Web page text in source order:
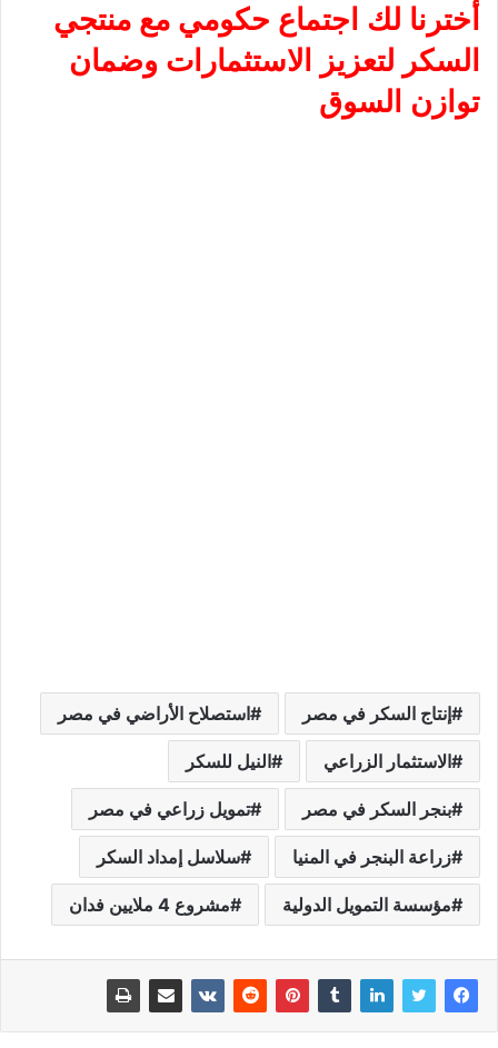
أخترنا لك اجتماع حكومي مع منتجي
السكر لتعزيز الاستثمارات وضمان
توازن السوق
إنتاج السكر في مصر استصلاح الأراضي في مصر
الاستثمار الزراعي النيل للسكر
بنجر السكر في مصر تمويل زراعي في مصر
زراعة البنجر في المنيا سلاسل إمداد السكر
مؤسسة التمويل الدولية مشروع 4 ملايين فدان